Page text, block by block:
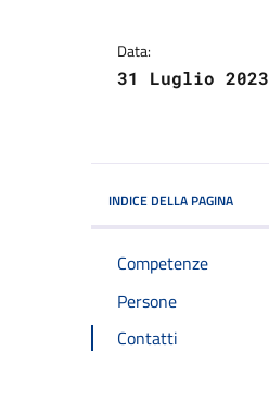
Data:
31 Luglio 2023
INDICE DELLA PAGINA
Competenze
Persone
Contatti